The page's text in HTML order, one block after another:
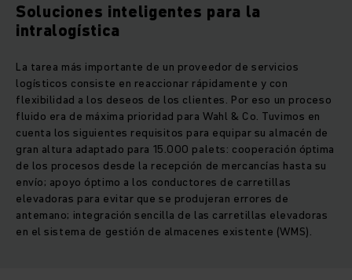
Soluciones inteligentes para la
intralogística
La tarea más importante de un proveedor de servicios
logísticos consiste en reaccionar rápidamente y con
flexibilidad a los deseos de los clientes. Por eso un proceso
fluido era de máxima prioridad para Wahl & Co. Tuvimos en
cuenta los siguientes requisitos para equipar su almacén de
gran altura adaptado para 15.000 palets: cooperación óptima
de los procesos desde la recepción de mercancías hasta su
envío; apoyo óptimo a los conductores de carretillas
elevadoras para evitar que se produjeran errores de
antemano; integración sencilla de las carretillas elevadoras
en el sistema de gestión de almacenes existente (WMS).